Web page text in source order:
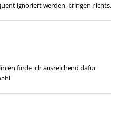
ignoriert werden, bringen nichts.
finde ich ausreichend dafür